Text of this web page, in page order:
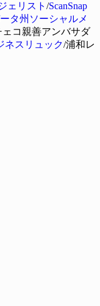
ェリスト /ScanSnap
タ州ソーシャルメ
ェコ親善アンバサダ
ネスリュック/浦和レ